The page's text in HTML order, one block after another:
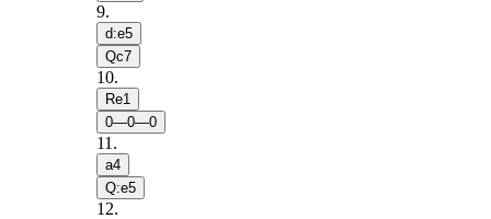
9.
d:e5
Qc7
10.
Re1
0—0—0
11 .
a4
Q:e5
12.